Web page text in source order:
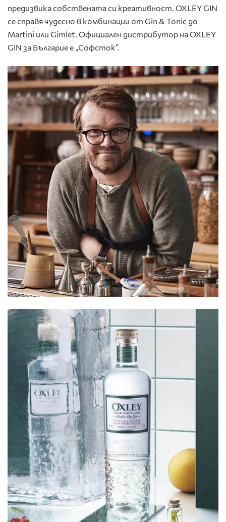
предизвика собствената си креативност. OXLEY GIN
се справя чудесно в комбинации от Gin & Tonic до
Martini или Gimlet. Официален дистрибутор на OXLEY
GIN за Българие е „Софсток”.